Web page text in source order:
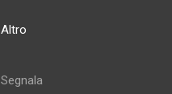
Altro
Segnala